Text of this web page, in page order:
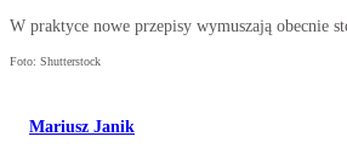
W praktyce nowe przepisy wymuszają obecnie
Foto: Shutterstock
Mariusz Janik